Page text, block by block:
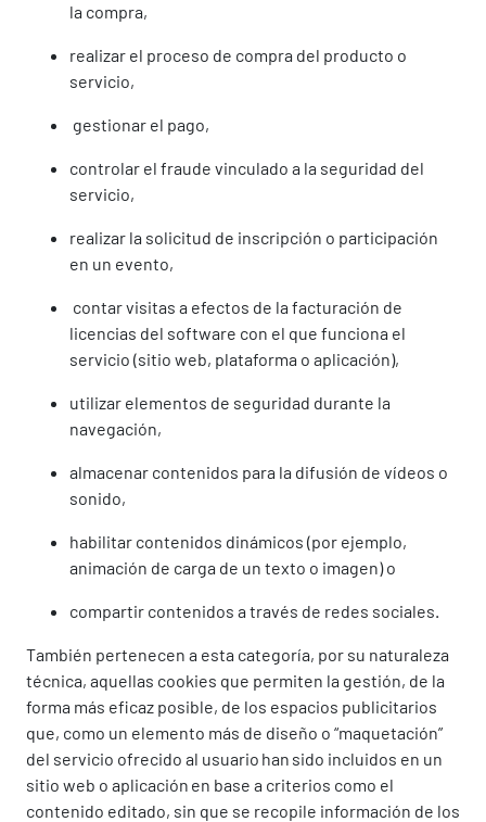
la compra,
realizar el proceso de compra del producto o
servicio,
gestionar el pago,
controlar el fraude vinculado a la seguridad del
servicio,
realizar la solicitud de inscripción o participación
en un evento,
contar visitas a efectos de la facturación de
licencias del software con el que funciona el
servicio (sitio web, plataforma o aplicación),
utilizar elementos de seguridad durante la
navegación,
almacenar contenidos para la difusión de vídeos o
sonido,
habilitar contenidos dinámicos (por ejemplo,
animación de carga de un texto o imagen) o
compartir contenidos a través de redes sociales.
También pertenecen a esta categoría, por su naturaleza
técnica, aquellas cookies que permiten la gestión, de la
forma más eficaz posible, de los espacios publicitarios
que, como un elemento más de diseño o “maquetación”
del servicio ofrecido al usuario han sido incluidos en un
sitio web o aplicación en base a criterios como el
contenido editado, sin que se recopile información de los